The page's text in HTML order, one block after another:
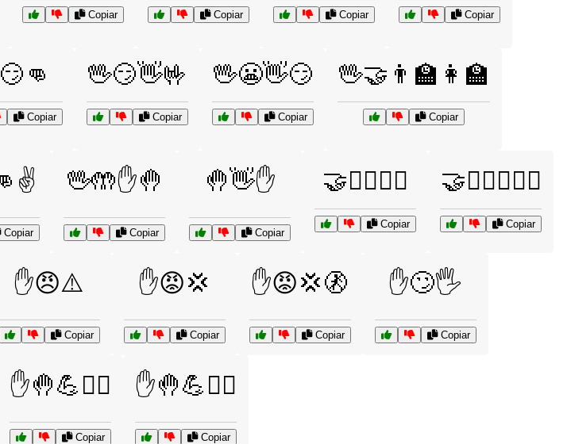
Copiar Copiar Copiar Copiar
Copiar
🖖😏👋🤟
Copiar
🖖😬👋😏
Copiar
🖖🤝👨‍🏫👩‍🏫
Copiar
Copiar
🖖🤲✋🤚
Copiar
🤚👋✋
Copiar
🤝👨‍⚖️👩‍⚖️
Copiar
🤝👨‍⚖️👩‍⚖️⚖️
Copiar
✋😠⚠️
Copiar
✋😡💢
Copiar
✋😡💢🚷
Copiar
✋🙄🖐️
Copiar
✋🤚💪🏋️‍♀️
Copiar
✋🤚💪🏋️‍♂️
Copiar